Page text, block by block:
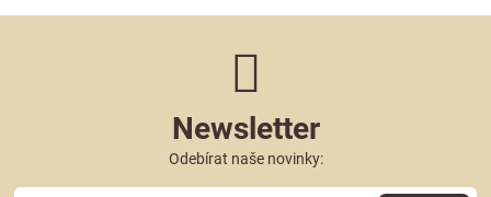
Newsletter
Odebírat naše novinky: